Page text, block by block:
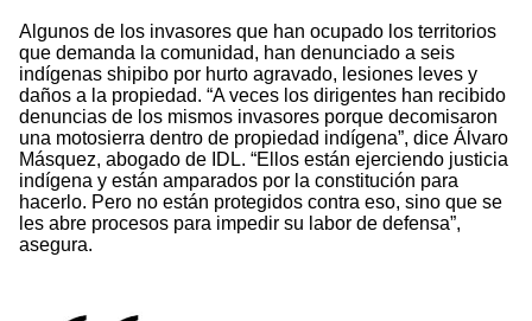
Algunos de los invasores que han ocupado los territorios
que demanda la comunidad, han denunciado a seis
indígenas shipibo por hurto agravado, lesiones leves y
daños a la propiedad. “A veces los dirigentes han recibido
denuncias de los mismos invasores porque decomisaron
una motosierra dentro de propiedad indígena”, dice Álvaro
Másquez, abogado de IDL. “Ellos están ejerciendo justicia
indígena y están amparados por la constitución para
hacerlo. Pero no están protegidos contra eso, sino que se
les abre procesos para impedir su labor de defensa”,
asegura.